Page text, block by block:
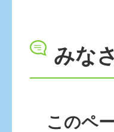
みな
このペ